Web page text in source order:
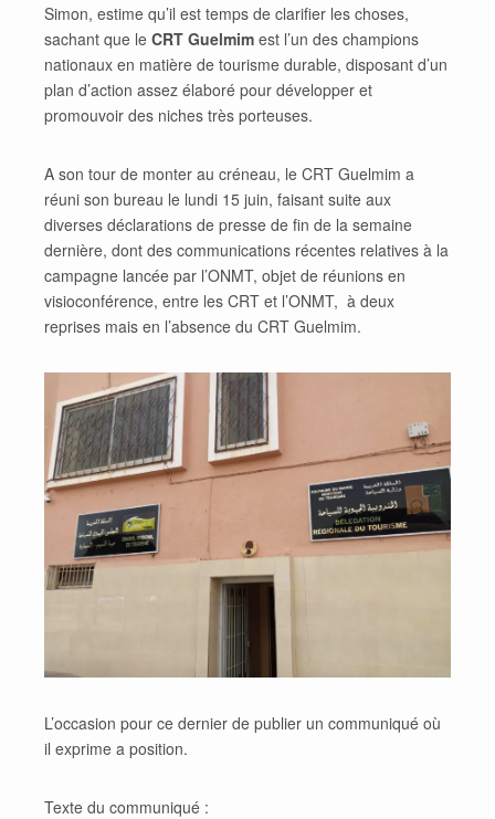
Simon, estime qu’il est temps de clarifier les choses,
sachant que le CRT Guelmim est l’un des champions
nationaux en matière de tourisme durable, disposant d’un
plan d’action assez élaboré pour développer et
promouvoir des niches très porteuses.
A son tour de monter au créneau, le CRT Guelmim a
réuni son bureau le lundi 15 juin, faisant suite aux
diverses déclarations de presse de fin de la semaine
dernière, dont des communications récentes relatives à la
campagne lancée par l’ONMT, objet de réunions en
visioconférence, entre les CRT et l’ONMT, à deux
reprises mais en l’absence du CRT Guelmim.
L’occasion pour ce dernier de publier un communiqué où
il exprime a position.
Texte du communiqué :